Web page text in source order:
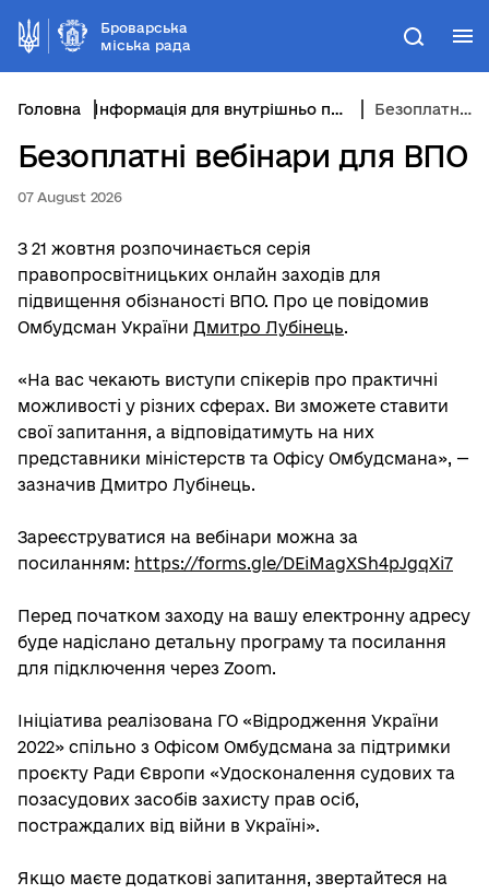
Броварська
міська рада
Пошук
Головна Інформація для внутрішньо переміщених осіб Безоплатні вебінари для ВПО
Безоплатні вебінари для ВПО
07 August 2026
З 21 жовтня розпочинається серія
правопросвітницьких онлайн заходів для
підвищення обізнаності ВПО. Про це повідомив
Омбудсман України Дмитро Лубінець.
«На вас чекають виступи спікерів про практичні
можливості у різних сферах. Ви зможете ставити
свої запитання, а відповідатимуть на них
представники міністерств та Офісу Омбудсмана», —
зазначив Дмитро Лубінець.
Зареєструватися на вебінари можна за
посиланням: https://forms.gle/DEiMagXSh4pJgqXi7
Перед початком заходу на вашу електронну адресу
буде надіслано детальну програму та посилання
для підключення через Zoom.
Ініціатива реалізована ГО «Відродження України
2022» спільно з Офісом Омбудсмана за підтримки
проєкту Ради Європи «Удосконалення судових та
позасудових засобів захисту прав осіб,
постраждалих від війни в Україні».
Якщо маєте додаткові запитання, звертайтеся на